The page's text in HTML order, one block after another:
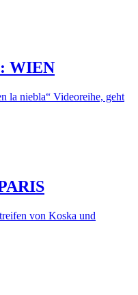
WIEN
la niebla“ Videoreihe, geht
von Koska und